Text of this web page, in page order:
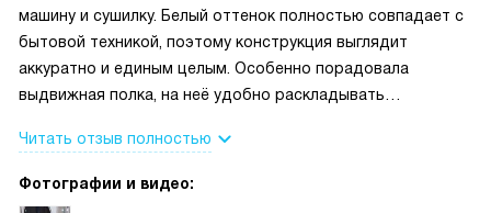
машину и сушилку. Белый оттенок полностью совпадает с
бытовой техникой, поэтому конструкция выглядит
аккуратно и единым целым. Особенно порадовала
выдвижная полка, на неё удобно раскладывать
Крепления надёжные, даже на высоких оборотах отжима
вибрация не передаётся.
Читать отзыв полностью
Фотографии и видео: